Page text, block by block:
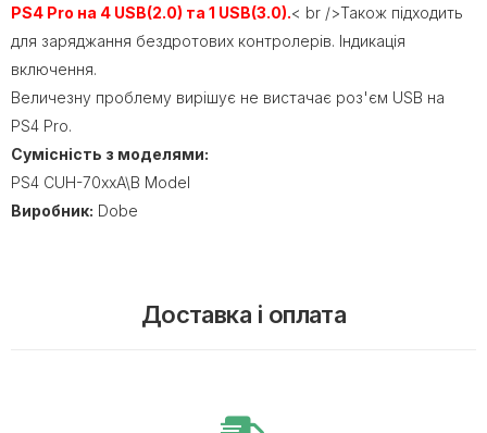
PS4 Pro на 4 USB(2.0) та 1 USB(3.0).< br />Також підходить
для заряджання бездротових контролерів. Індикація
включення.
Величезну проблему вирішує не вистачає роз'єм USB на
PS4 Pro.
Сумісність з моделями:
PS4 CUH-70xxA\B Model
Виробник: Dobe
Доставка і оплата